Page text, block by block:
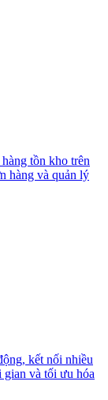
tồn kho trên
hàng và quản lý
kết nối nhiều
gian và tối ưu hóa